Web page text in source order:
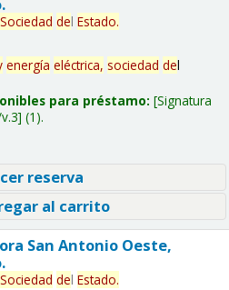
Sociedad del Estado.
energía eléctrica, sociedad del
para préstamo: Signatura
(1).
reserva
al carrito
San Antonio Oeste,
Sociedad del Estado.